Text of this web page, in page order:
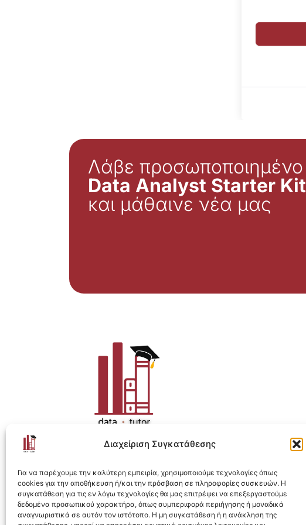
Διαχείριση Συγκατάθεσης
Για να παρέχουμε την καλύτερη εμπειρία, χρησιμοποιούμε τεχνολογίες όπως
cookies για την αποθήκευση ή/και την πρόσβαση σε πληροφορίες συσκευών. Η
συγκατάθεση για τις εν λόγω τεχνολογίες θα μας επιτρέψει να επεξεργαστούμε
δεδομένα προσωπικού χαρακτήρα, όπως συμπεριφορά περιήγησης ή μοναδικά
αναγνωριστικά σε αυτόν τον ιστότοπο. Η μη συγκατάθεση ή η ανάκληση της
Λάβε προσωποποιημένο
Data Analyst Starter Kit
και μάθαινε νέα μας
Η ολοκληρωμένη e-learning λύση για Data Analytics.